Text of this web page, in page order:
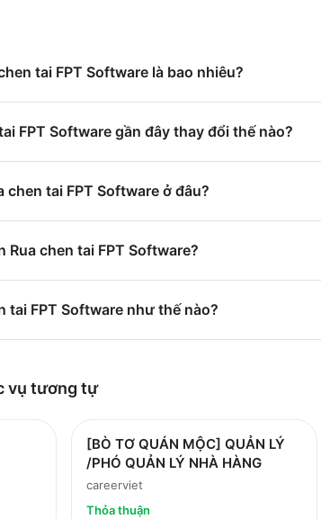
tai FPT Software là bao nhiêu?
FPT Software gần đây thay đổi thế nào?
chen tai FPT Software ở đâu?
Rua chen tai FPT Software?
tai FPT Software như thế nào?
vụ tương tự
[BÒ TƠ QUÁN MỘC] QUẢN LÝ
/PHÓ QUẢN LÝ NHÀ HÀNG
careerviet
Thỏa thuận